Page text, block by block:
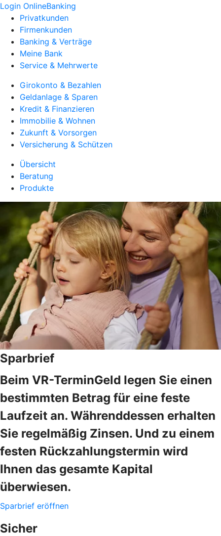
Login OnlineBanking
Privatkunden
Firmenkunden
Banking & Verträge
Meine Bank
Service & Mehrwerte
Girokonto & Bezahlen
Geldanlage & Sparen
Kredit & Finanzieren
Immobilie & Wohnen
Zukunft & Vorsorgen
Versicherung & Schützen
Übersicht
Beratung
Produkte
Sparbrief
Beim VR-TerminGeld legen Sie einen
bestimmten Betrag für eine feste
Laufzeit an. Währenddessen erhalten
Sie regelmäßig Zinsen. Und zu einem
festen Rückzahlungstermin wird
Ihnen das gesamte Kapital
überwiesen.
Sparbrief eröffnen
Sicher